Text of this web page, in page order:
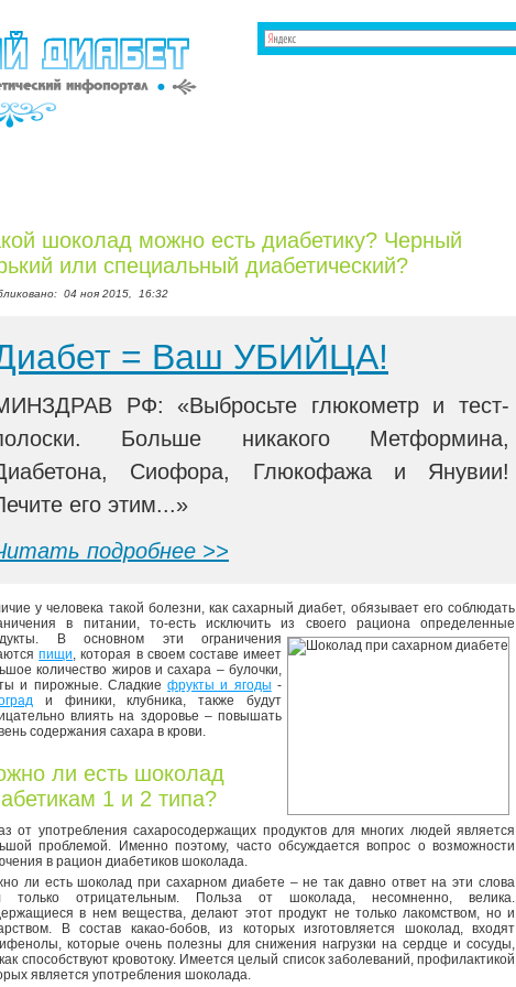
шоколад можно есть диабетику? Черный
или специальный диабетический?
04 ноя 2015, 16:32
= Ваш УБИЙЦА!
РФ: «Выбросьте глюкометр и тест-
Больше никакого Метформина,
Сиофора, Глюкофажа и Янувии!
его этим...»
подробнее >>
у человека такой болезни, как сахарный диабет, обязывает его соблюдать
в питании, то-есть исключить из своего рационаопределенные
В основном эти ограничения
пищи, которая в своем составе имеет
количество жиров и сахара – булочки,
и пирожные. Сладкиефрукты и ягоды -
и финики, клубника, также будут
влиять на здоровье – повышать
содержания сахара в крови.
ли есть шоколад
1 и 2 типа?
от употребления сахаросодержащих продуктов для многих людей является
проблемой. Именно поэтому, часто обсуждается вопрос о возможности
в рацион диабетиков шоколада.
ли есть шоколад при сахарном диабете – не так давно ответ на эти слова
только отрицательным. Польза от шоколада, несомненно, велика.
в нем вещества, делают этот продукт не только лакомством, но и
В состав какао-бобов, из которых изготовляется шоколад, входят
которые очень полезны для снижения нагрузки на сердце и сосуды,
способствуют кровотоку. Имеется целый список заболеваний, профилактикой
является употребления шоколада.